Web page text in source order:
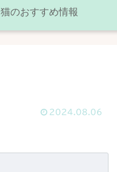
猫のおすすめ情報
2024.08.06